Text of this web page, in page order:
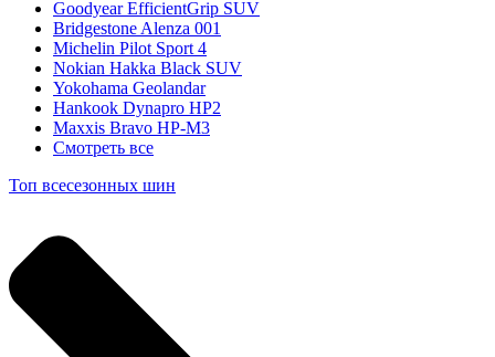
Goodyear EfficientGrip SUV
Bridgestone Alenza 001
Michelin Pilot Sport 4
Nokian Hakka Black SUV
Yokohama Geolandar
Hankook Dynapro HP2
Maxxis Bravo HP-M3
Смотреть все
Топ всесезонных шин